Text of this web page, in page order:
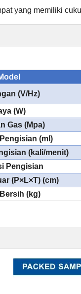
yang memiliki
(V/Hz)
(W)
Gas (Mpa)
(ml)
(kali/menit)
Pengisian
(P×L×T) (cm)
(kg)